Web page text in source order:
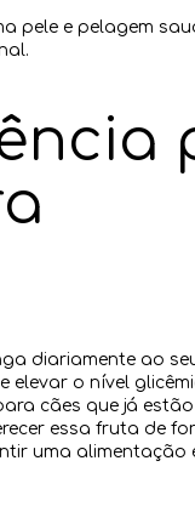
pele e pelagem
diariamente ao
elevar o nível
cães que já
essa fruta de
uma alimentação